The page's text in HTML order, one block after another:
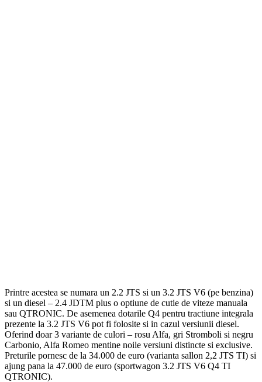
Printre acestea se numara un 2.2 JTS si un 3.2 JTS V6 (pe benzina)
si un diesel – 2.4 JDTM plus o optiune de cutie de viteze manuala
sau QTRONIC. De asemenea dotarile Q4 pentru tractiune integrala
prezente la 3.2 JTS V6 pot fi folosite si in cazul versiunii diesel.
Oferind doar 3 variante de culori – rosu Alfa, gri Stromboli si negru
Carbonio, Alfa Romeo mentine noile versiuni distincte si exclusive.
Preturile pornesc de la 34.000 de euro (varianta sallon 2,2 JTS TI) si
ajung pana la 47.000 de euro (sportwagon 3.2 JTS V6 Q4 TI
QTRONIC).